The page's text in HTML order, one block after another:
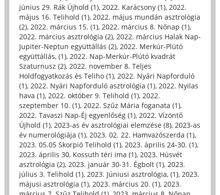
június 29. Rák Újhold (1), 2022. Karácsony (1), 2022.
május 16. Telihold (1), 2022. május mundán asztrológia
(2), 2022. március 15. (1), 2022. március 8. Nőnap (1),
2022. március asztrológia (2), 2022. március Halak Nap-
Jupiter-Neptun együttállás (2), 2022. Merkúr-Plútó
együttállás, (1), 2022. Nap-Merkúr-Plútó kvadrát
Szaturnusz (2), 2022. november 8. Teljes
Holdfogyatkozás és Teliho (1), 2022. Nyári Napforduló
(1), 2022. Nyári Napforduló asztrológia (1), 2022. Nyilas
hava (1), 2022. október 9. Telihold (1), 2022.
szeptember 10. (1), 2022. Szűz Mária foganata (1),
2022. Tavaszi Nap-Éj egyenlőség (1), 2022. Vízöntő
Újhold (1), 2023-as év asztrológiai elemzése (8), 2023-as
év numerológiája (1), 2023. 02. 22. Hamvazószerda (1),
2023. 05.05 Skorpió Telihold (1), 2023. április 24-30. (1),
2023. április 30, Kossuth téri ima (1), 2023. Húsvét
asztrológia (2), 2023. január 30-31. Égbolt (1), 2023.
július 3. Telihold (1), 2023. Júniusi asztrológia, (1), 2023.
májusi asztrológia (1), 2023. március 20. (1), 2023.